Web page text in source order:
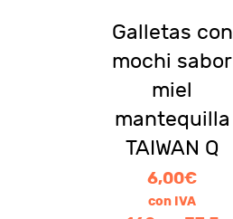
Galletas con
mochi sabor
miel
mantequilla
TAIWAN Q
6,00€
con IVA